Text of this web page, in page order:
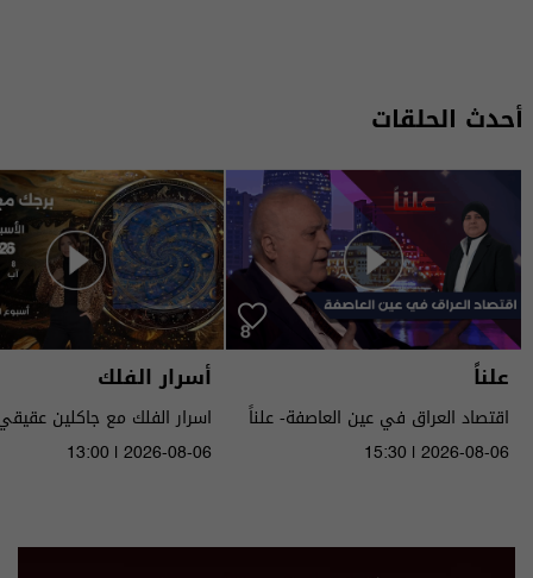
أحدث الحلقات
علناً
اقتصاد العراق في عين العاصفة- علناً
م٥ - الحلقة ٨ | الموسم ٥
15:30 | 2026-08-06
أسرار الفلك
الى ١٤ آب ٢٠٢٦ | 2026
13:00 | 2026-08-06